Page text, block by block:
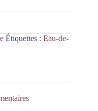
Étiquettes : Eau-de-